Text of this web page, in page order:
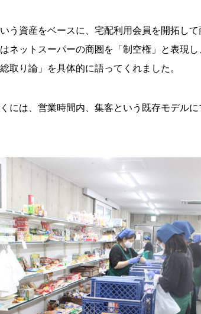
う資産をベースに、宅配利用会員を開拓し
ネットスーパーの商圏を「制空権」と表現
取り論」を具体的に語ってくれました。
には、営業時間内、集客という既存モデル